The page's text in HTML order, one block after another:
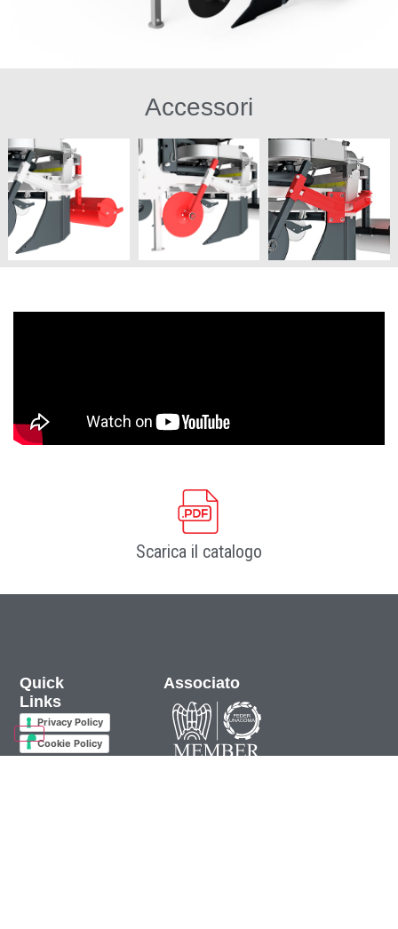
Accessori
Scarica il catalogo
Quick
Links
Privacy Policy
Cookie Policy
Associato